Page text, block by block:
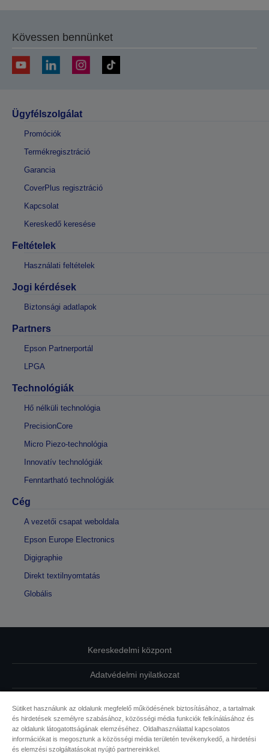
Kövessen bennünket
Ügyfélszolgálat
Promóciók
Termékregisztráció
Garancia
CoverPlus regisztráció
Kapcsolat
Kereskedő keresése
Feltételek
Használati feltételek
Jogi kérdések
Biztonsági adatlapok
Partners
Epson Partnerportál
LPGA
Technológiák
Hő nélküli technológia
PrecisionCore
Micro Piezo-technológia
Innovatív technológiák
Fenntartható technológiák
Cég
A vezetői csapat weboldala
Epson Europe Electronics
Digigraphie
Direkt textilnyomtatás
Globális
Kereskedelmi központ
Adatvédelmi nyilatkozat
Kapcsolatfelvétel
Sütikkel kapcsolatos információk
Sütiket használunk az oldalunk megfelelő működésének biztosításához, a tartalmak
és hirdetések személyre szabásához, közösségi média funkciók felkínálásához és
az oldalunk látogatottságának elemzéséhez. Oldalhasználattal kapcsolatos
információkat is megosztunk a közösségi média területén tevékenykedő, a hirdetési
és elemzési szolgáltatásokat nyújtó partnereinkkel.